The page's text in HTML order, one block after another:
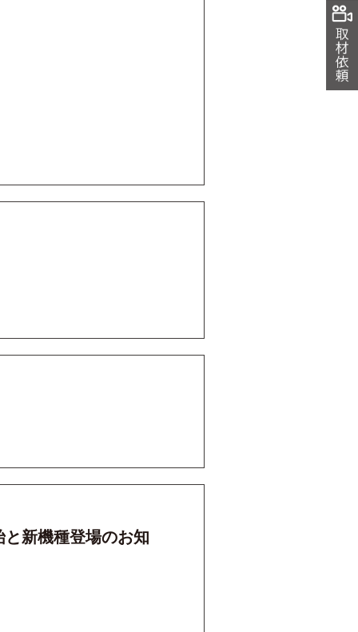
新機種登場のお知